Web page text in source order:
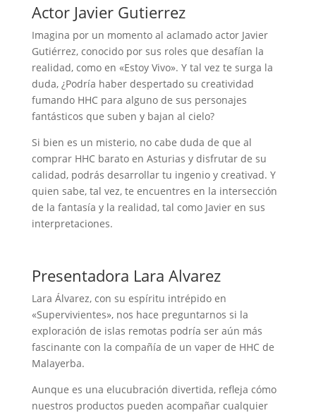
Actor Javier Gutierrez
Imagina por un momento al aclamado actor Javier
Gutiérrez, conocido por sus roles que desafían la
realidad, como en «Estoy Vivo». Y tal vez te surga la
duda, ¿Podría haber despertado su creatividad
fumando HHC para alguno de sus personajes
fantásticos que suben y bajan al cielo?
Si bien es un misterio, no cabe duda de que al
comprar HHC barato en Asturias y disfrutar de su
calidad, podrás desarrollar tu ingenio y creativad. Y
quien sabe, tal vez, te encuentres en la intersección
de la fantasía y la realidad, tal como Javier en sus
interpretaciones.
Presentadora Lara Alvarez
Lara Álvarez, con su espíritu intrépido en
«Supervivientes», nos hace preguntarnos si la
exploración de islas remotas podría ser aún más
fascinante con la compañía de un vaper de HHC de
Malayerba.
Aunque es una elucubración divertida, refleja cómo
nuestros productos pueden acompañar cualquier